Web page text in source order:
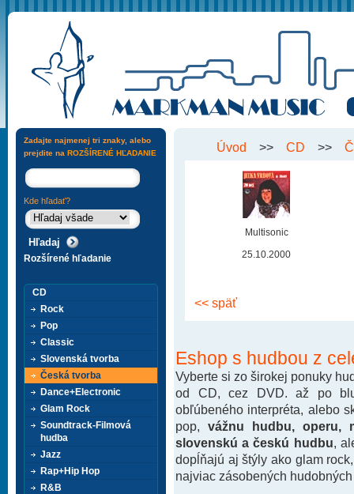
Úvod >> CD >>
Multisonic
25.10.2000
<< späť
Eshop s hudbou z
Vyberte si zo širokej ponuky
od CD, cez DVD. až po
obľúbeného interpréta, alebo
pop, vážnu hudbu, operu,
slovenskú a českú hudbu ,
dopĺňajú aj štýly ako glam
najviac zásobených
Zadajte najmenej tri znaky, alebo
prejdite na ROZŠÍRENÉ HĽADANIE
Kde hľadať?
Rozšírené hľadanie
CD
Rock
Pop
Classic
Slovenská tvorba
Česká tvorba
Dance+Electronic
Glam Rock
Soundtrack-Filmová
hudba
Jazz
Rap+Hip Hop
R&B